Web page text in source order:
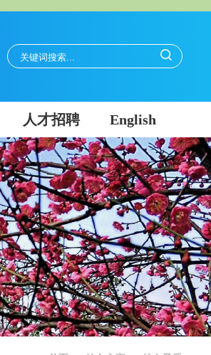
人才招聘 English